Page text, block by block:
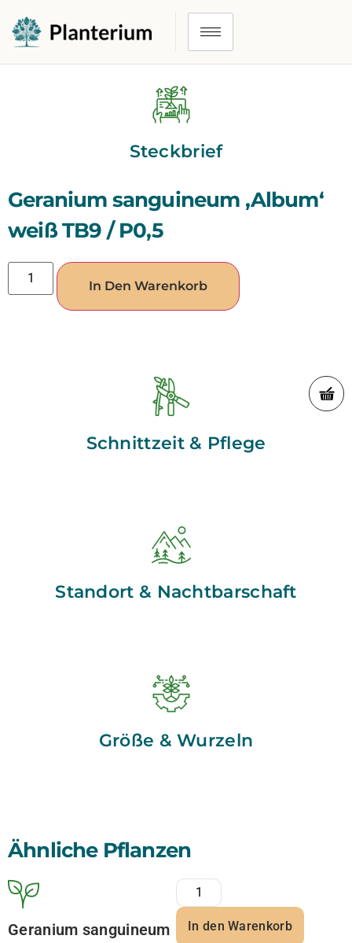
Steckbrief
Geranium sanguineum ‚Album‘
weiß TB9 / P0,5
In Den Warenkorb
Schnittzeit & Pflege
Standort & Nachtbarschaft
Größe & Wurzeln
Ähnliche Pflanzen
Geranium sanguineum
In den Warenkorb